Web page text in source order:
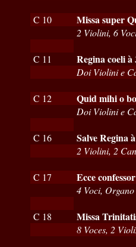
C 10 Missa super
2 Violini, 6
C 11 Regina coeli à
Doi Violini e
C 12 Quid mihi o
Doi Violini e
C 16 Salve Regina
2 Violini, 2
C 17 Ecce
4 Voci, Organo
C 18 Missa
8 Voces, 2